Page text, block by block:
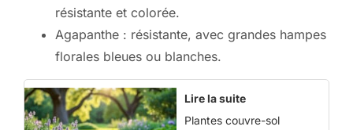
résistante et colorée.
Agapanthe : résistante, avec grandes hampes
florales bleues ou blanches.
Lire la suite
Plantes couvre-sol